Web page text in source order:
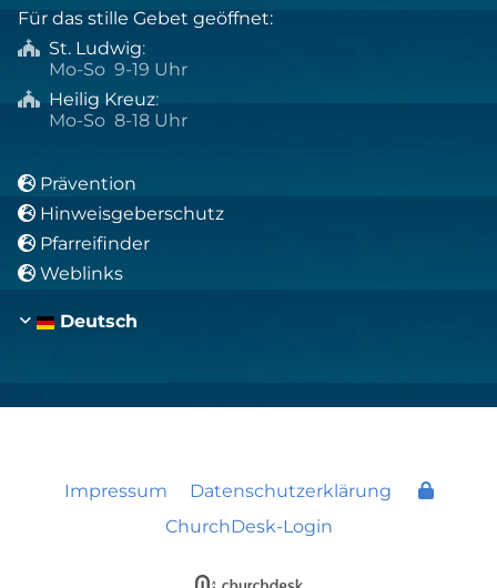
Für das stille Gebet geöffnet:
 St. Ludwig:
Mo-So 9-19 Uhr
 Heilig Kreuz:
Mo-So 8-18 Uhr
 Prävention
 Hinweisgeberschutz
 Pfarreifinder
 Weblinks
Deutsch
Impressum
Datenschutzerklärung
ChurchDesk-Login